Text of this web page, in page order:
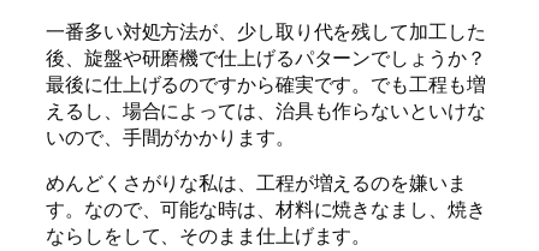
一番多い対処方法が、少し取り代を残して加工した
後、旋盤や研磨機で仕上げるパターンでしょうか？
最後に仕上げるのですから確実です。でも工程も増
えるし、場合によっては、治具も作らないといけな
いので、手間がかかります。
めんどくさがりな私は、工程が増えるのを嫌いま
す。なので、可能な時は、材料に焼きなまし、焼き
ならしをして、そのまま仕上げます。